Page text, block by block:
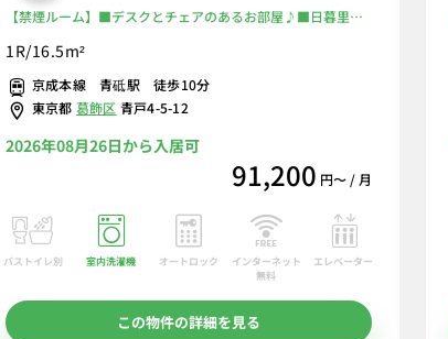
【禁煙ルーム】■デスクとチェアのあるお部屋♪■日暮里駅
選べるWi-Fi格安レンタル中！
1R/16.5m²
京成本線 青砥駅 徒歩10分
東京都 葛飾区 青戸4-5-12
2026年08月26日から入居可
91,200 円〜 / 月
バストイレ別 室内洗濯機 オートロック
インターネット
無料
エレベーター
この物件の詳細を見る